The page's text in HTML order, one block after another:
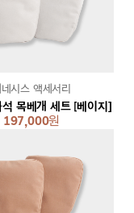
목베개 세트 [베이지]
197,000원
시스 액세서리